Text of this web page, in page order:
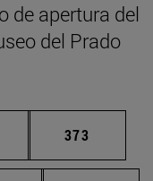
de apertura del
del Prado
Páginas intermedias
Página
373